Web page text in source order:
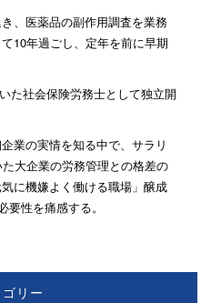
、医薬品の副作用調査を業務
10年過ごし、定年を前に早期
た社会保険労務士として独立開
業の実情を知る中で、サラリ
大企業の労務管理との格差の
に機嫌よく働ける職場」醸成
要性を痛感する。
リー